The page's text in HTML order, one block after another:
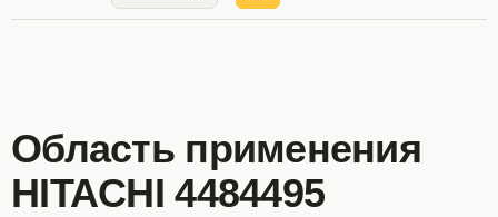
Область применения
HITACHI 4484495